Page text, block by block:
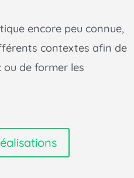
encore peu connue,
contextes afin de
de former les